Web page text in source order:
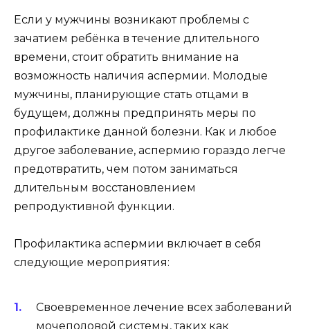
Если у мужчины возникают проблемы с
зачатием ребёнка в течение длительного
времени, стоит обратить внимание на
возможность наличия аспермии. Молодые
мужчины, планирующие стать отцами в
будущем, должны предпринять меры по
профилактике данной болезни. Как и любое
другое заболевание, аспермию гораздо легче
предотвратить, чем потом заниматься
длительным восстановлением
репродуктивной функции.
Профилактика аспермии включает в себя
следующие мероприятия:
Своевременное лечение всех заболеваний
мочеполовой системы, таких как